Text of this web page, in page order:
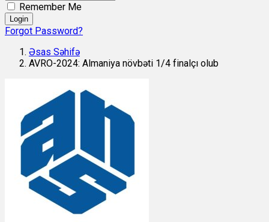
Remember Me
Login
Forgot Password?
Əsas Səhifə
AVRO-2024: Almaniya növbəti 1/4 finalçı olub